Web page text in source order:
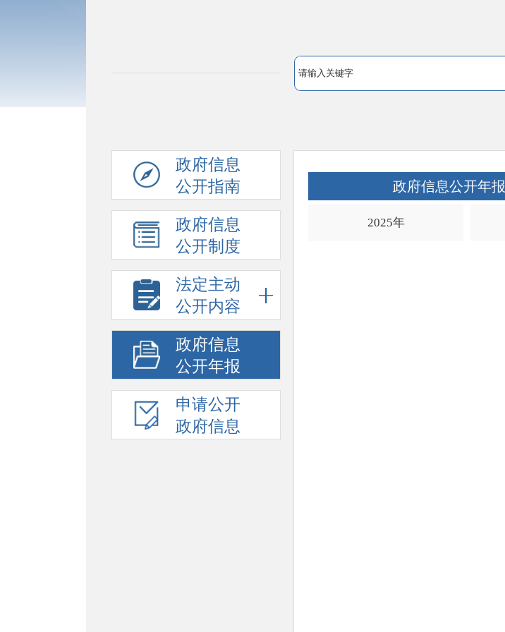
政府信息
公开指南
政府信息
公开制度
法定主动
公开内容
政府信息
公开年报
申请公开
政府信息
政府信息公开年报
2025年